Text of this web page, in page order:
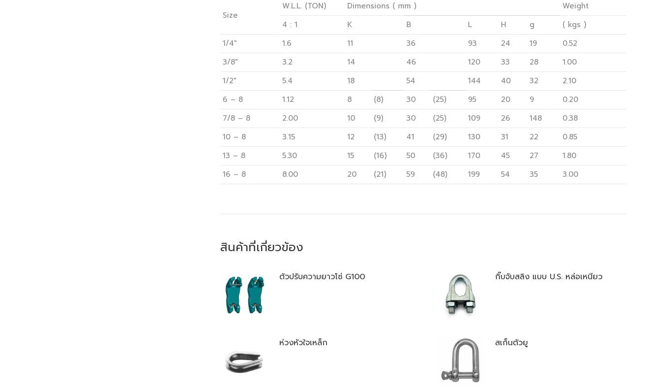
Size
W.L.L. (TON) Dimensions ( mm )
Weight
4 : 1
K B L H g
( kgs )
1/4″
1.6 11 36 93 24 19
0.52
3/8″
3.2 14 46 120 33 28
1.00
1/2″
5.4 18 54 144 40 32
2.10
6 – 8
1.12 8 (8) 30 (25) 95 20 9
0.20
7/8 – 8
2.00 10 (9) 30 (25) 109 26 148
0.38
10 – 8
3.15 12 (13) 41 (29) 130 31 22
0.85
13 – 8
5.30 15 (16) 50 (36) 170 45 27
1.80
16 – 8
8.00 20 (21) 59 (48) 199 54 35 3.00
สินค้าที่เกี่ยวข้อง
ตัวปรับความยาวโซ่ G100 กิ๊บจับสลิง แบบ U.S. หล่อเหนียว
ห่วงหัวใจเหล็ก สเก็นตัวยู